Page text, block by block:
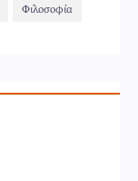
Φιλοσοφία